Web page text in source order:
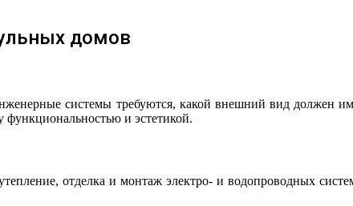
домов
системы требуются, какой внешний вид должен
и эстетикой.
отделка и монтаж электро- и водопроводных